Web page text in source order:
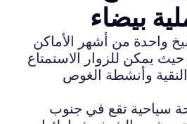
بيضاء
واحدة من أشهر الأماكن
يمكن للزوار الاستمتاع
وأنشطة الغوص
سياحية تقع في جنوب